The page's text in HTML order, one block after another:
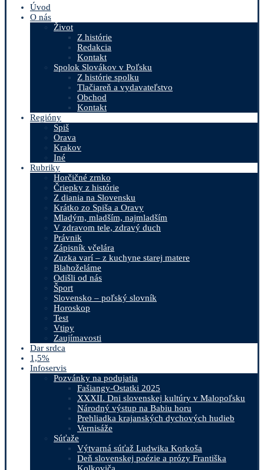
Úvod
O nás
Život
Z histórie
Redakcia
Kontakt
Spolok Slovákov v Poľsku
Z histórie spolku
Tlačiareň a vydavateľstvo
Obchod
Kontakt
Regióny
Spiš
Orava
Krakov
Iné
Rubriky
Horčičné zrnko
Čriepky z histórie
Z diania na Slovensku
Krátko zo Spiša a Oravy
Mladým, mladším, najmladším
V zdravom tele, zdravý duch
Právnik
Zápisník včelára
Zuzka varí – z kuchyne starej matere
Blahoželáme
Odišli od nás
Šport
Slovensko – poľský slovník
Horoskop
Test
Vtipy
Zaujímavosti
Dar srdca
1,5%
Infoservis
Pozvánky na podujatia
Fašiangy-Ostatki 2025
XXXII. Dni slovenskej kultúry v Malopoľsku
Národný výstup na Babiu horu
Prehliadka krajanských dychových hudieb
Vernisáže
Súťaže
Výtvarná súťaž Ludwika Korkoša
Deň slovenskej poézie a prózy Františka
Kolkoviča